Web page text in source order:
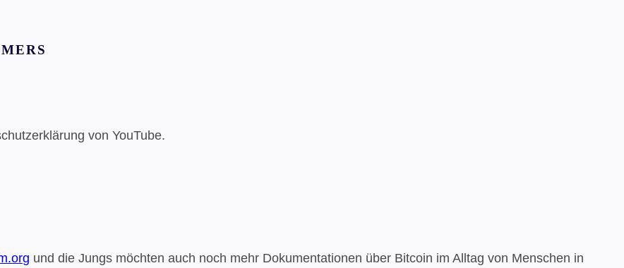
von YouTube.
und die Jungs möchten auch noch mehr Dokumentationen über Bitcoin im Alltag von Menschen in